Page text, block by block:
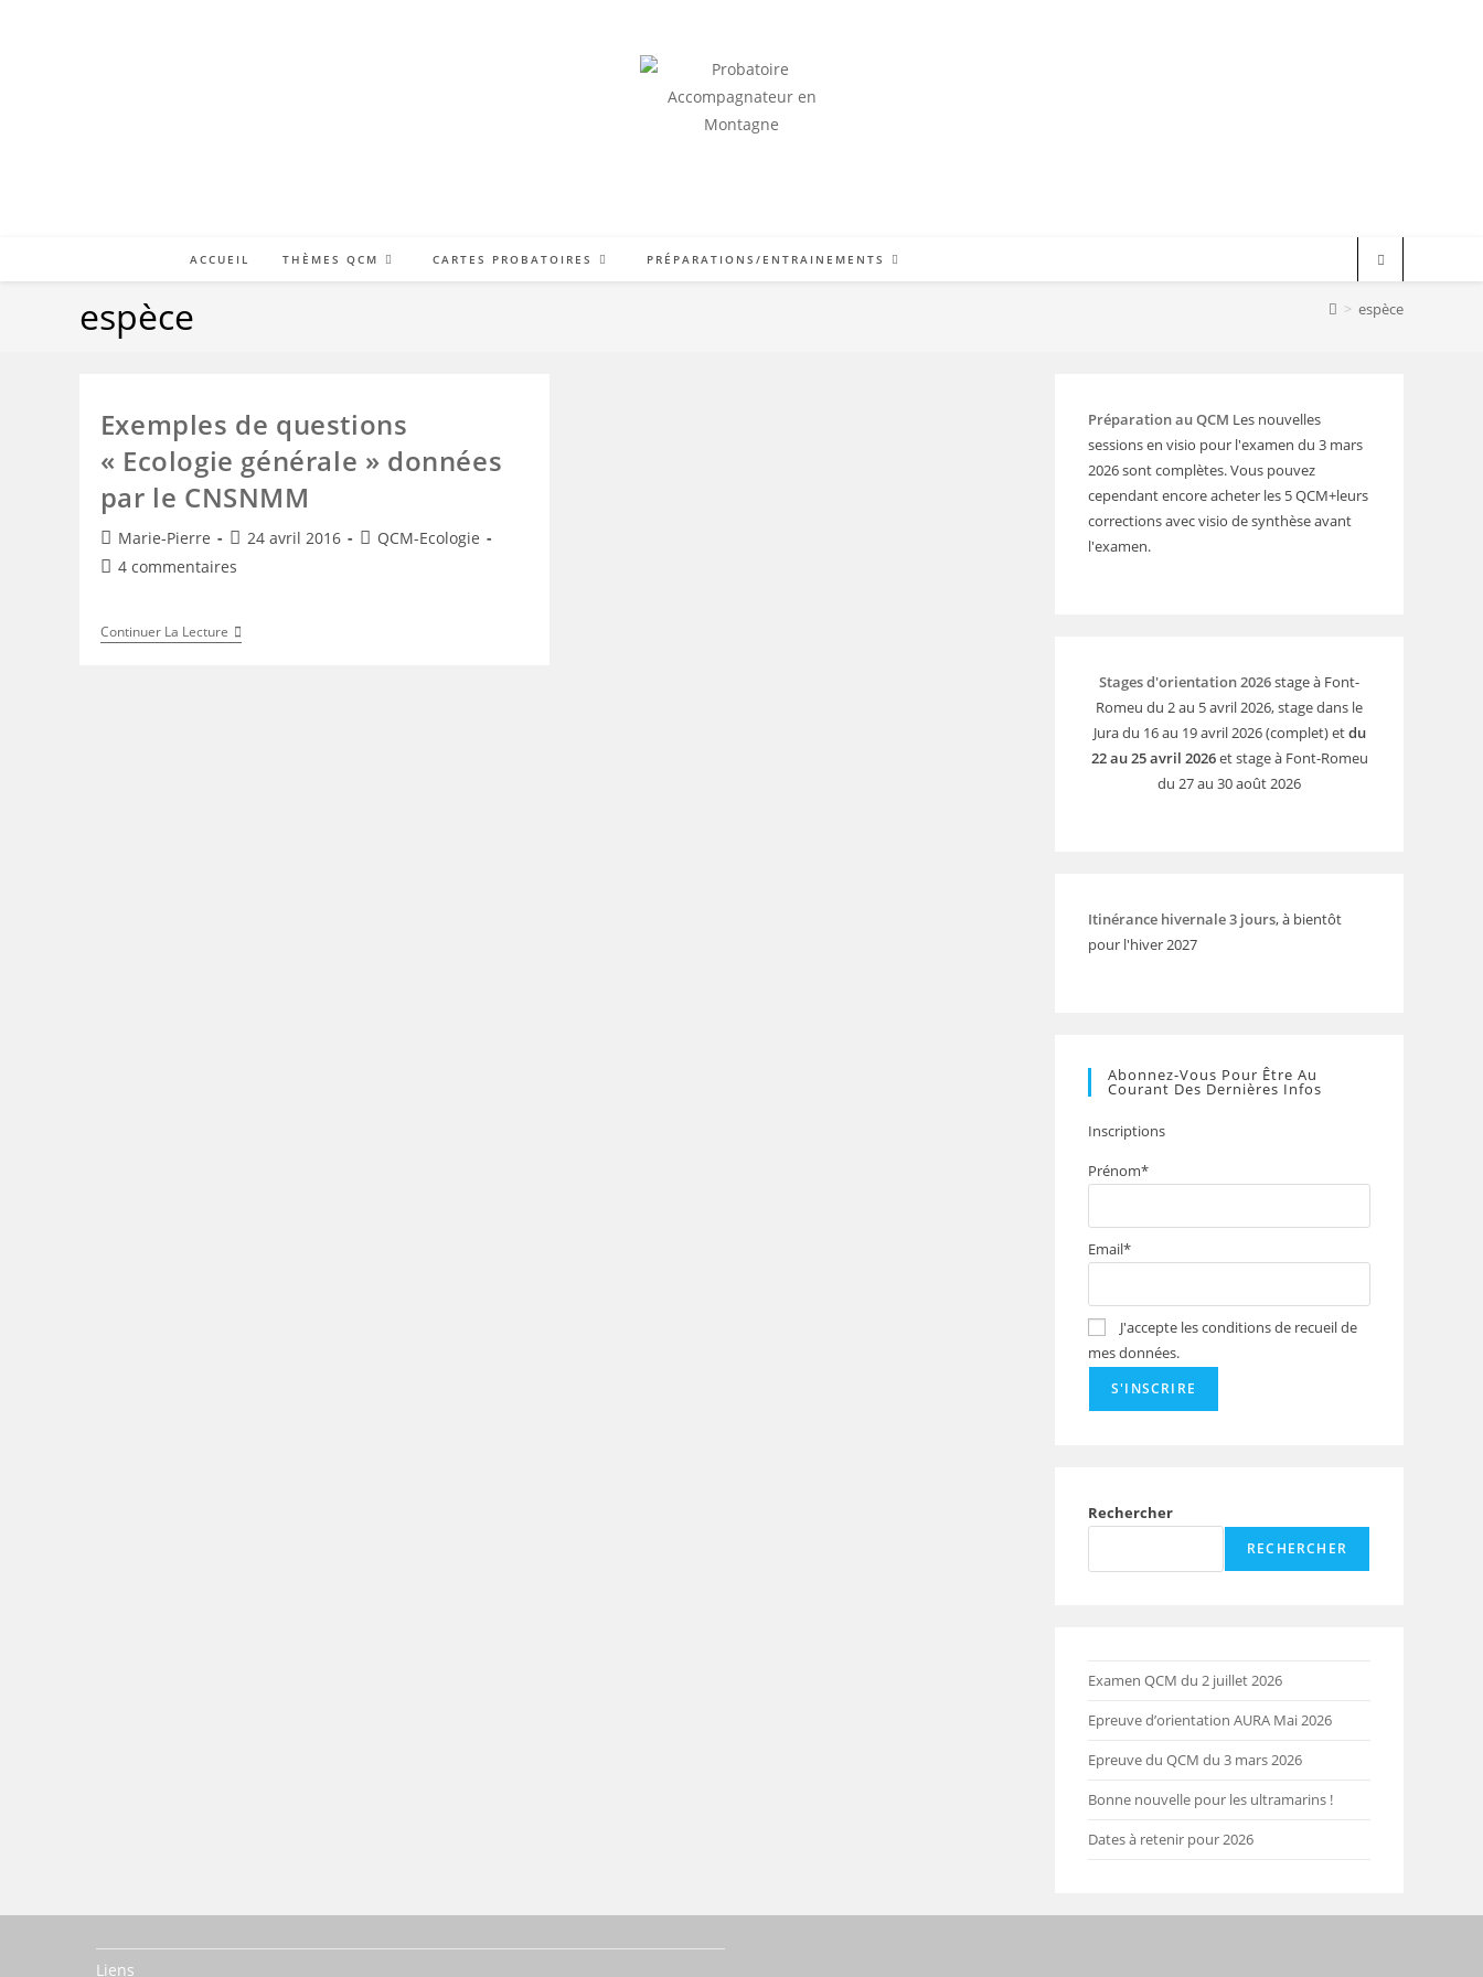
ACCUEIL THÈMES QCM CARTES PROBATOIRES PRÉPARATIONS/ENTRAINEMENTS
espèce > espèce
Exemples de questions
« Ecologie générale » données
par le CNSNMM
Auteur/autrice
de
Marie-Pierre
Publication
publiée :
24 avril 2016
PostQCM-Ecologie
Commentaires
publication :
4 commentaires
Continuer La LectureExemples
De
Préparation au QCM Les nouvelles
sessions en visio pour l'examen du 3 mars
2026 sont complètes. Vous pouvez
cependant encore acheter les 5 QCM+leurs
corrections avec visio de synthèse avant
l'examen.
Stages d'orientation 2026stage à Font-
Romeu du 2 au 5 avril 2026, stage dans le
Jura du 16 au 19 avril 2026 (complet) etdu
22 au 25 avril 2026et stage à Font-Romeu
du 27 au 30 août 2026
Itinérance hivernale 3 jours, à bientôt
pour l'hiver 2027
Abonnez-Vous Pour Être Au
Courant Des Dernières Infos
Inscriptions
Prénom*
Email*
J'accepte les conditions de recueil de
mes données.
Rechercher
RECHERCHER
Examen QCM du 2 juillet 2026
Epreuve d’orientation AURA Mai 2026
Epreuve du QCM du 3 mars 2026
Bonne nouvelle pour les ultramarins !
Dates à retenir pour 2026
Liens